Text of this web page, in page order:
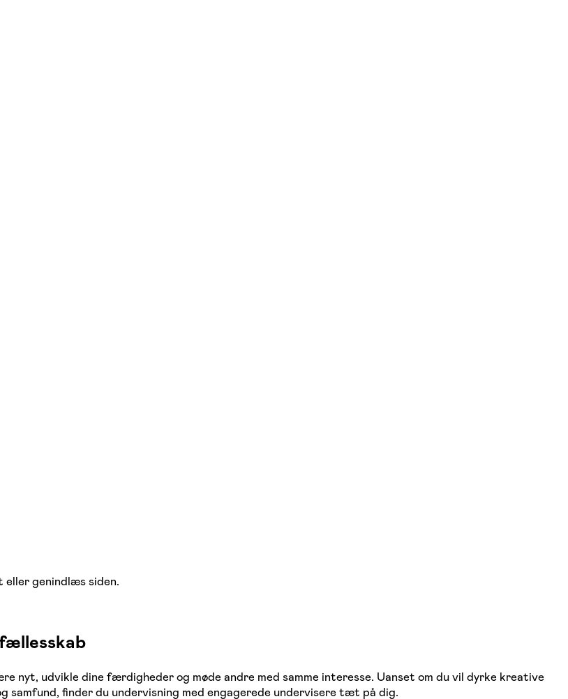
eller genindlæs siden.
nyt, udvikle dine færdigheder og møde andre med samme interesse. Uanset om du vil dyrke kreative
finder du undervisning med engagerede undervisere tæt på dig.